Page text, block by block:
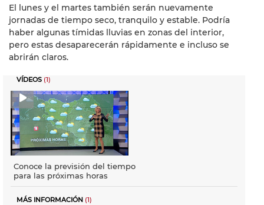
El lunes y el martes también serán nuevamente
jornadas de tiempo seco, tranquilo y estable. Podría
haber algunas tímidas lluvias en zonas del interior,
pero estas desaparecerán rápidamente e incluso se
abrirán claros.
VÍDEOS (1)
Conoce la previsión del tiempo
para las próximas horas
MÁS INFORMACIÓN (1)